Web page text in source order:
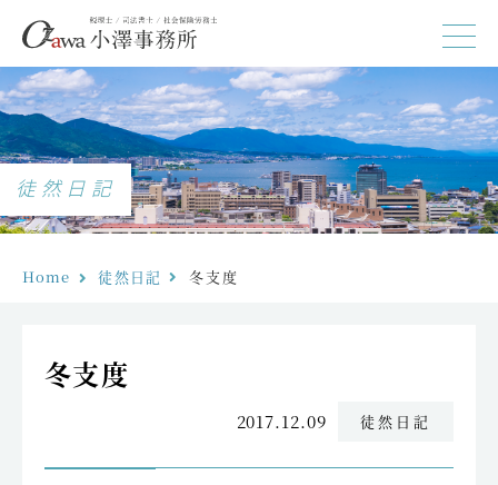
徒然日記
Home 徒然日記 冬支度
冬支度
2017.12.09 徒然日記